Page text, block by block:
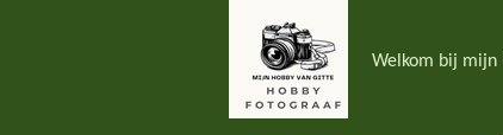
Welkom bij mijn